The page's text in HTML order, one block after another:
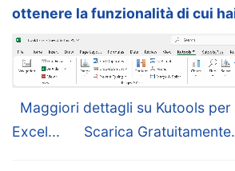
ottenere la funzionalità di cui
Maggiori dettagli su Kutools per
Excel...
Scarica